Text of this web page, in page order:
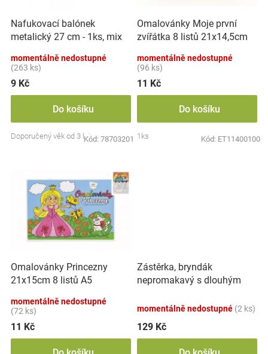
Hračkářství
ůo
d
u
k
ů
Nafukovací balónek
metalický 27 cm - 1ks, mix
momentálně nedostupné
(263 ks)
9 Kč
Do košíku
Doporučený věk od 3 letKód: 78703201
Omalovánky Moje první
zvířátka 8 listů 21x14,5cm
momentálně nedostupné
(96 ks)
11 Kč
Do košíku
1ks Kód: ET11400100
Omalovánky Princezny
21x15cm 8 listů A5
momentálně nedostupné
(72 ks)
11 Kč
Zástěrka, bryndák
nepromakavý s dlouhým
momentálně nedostupné (2 ks)
129 Kč